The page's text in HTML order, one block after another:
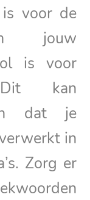
voor de
jouw
is voor
kan
dat je
in
Zorg er